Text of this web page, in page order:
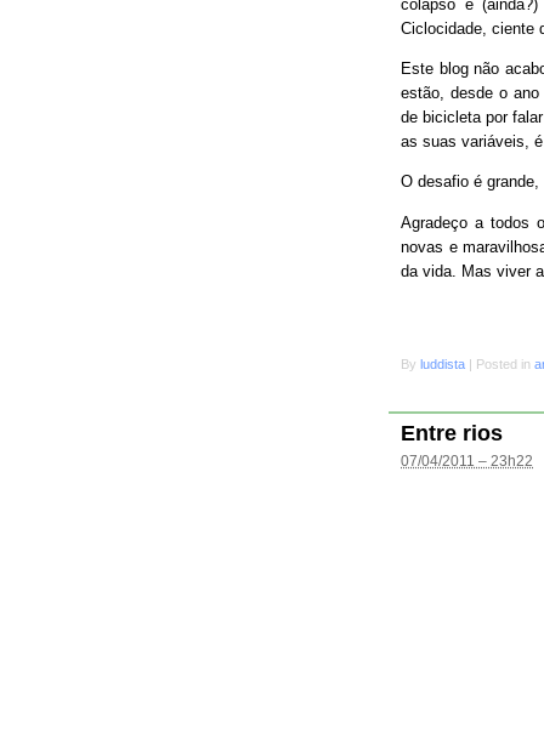
colapso e
Ciclocidade, ciente
Este blog não
estão, desde o ano
de bicicleta por
as suas variáveis,
O desafio é
Agradeço a todos
novas e
da vida. Mas viver
By luddista | Posted in
Entre rios
07/04/2011 – 23h22